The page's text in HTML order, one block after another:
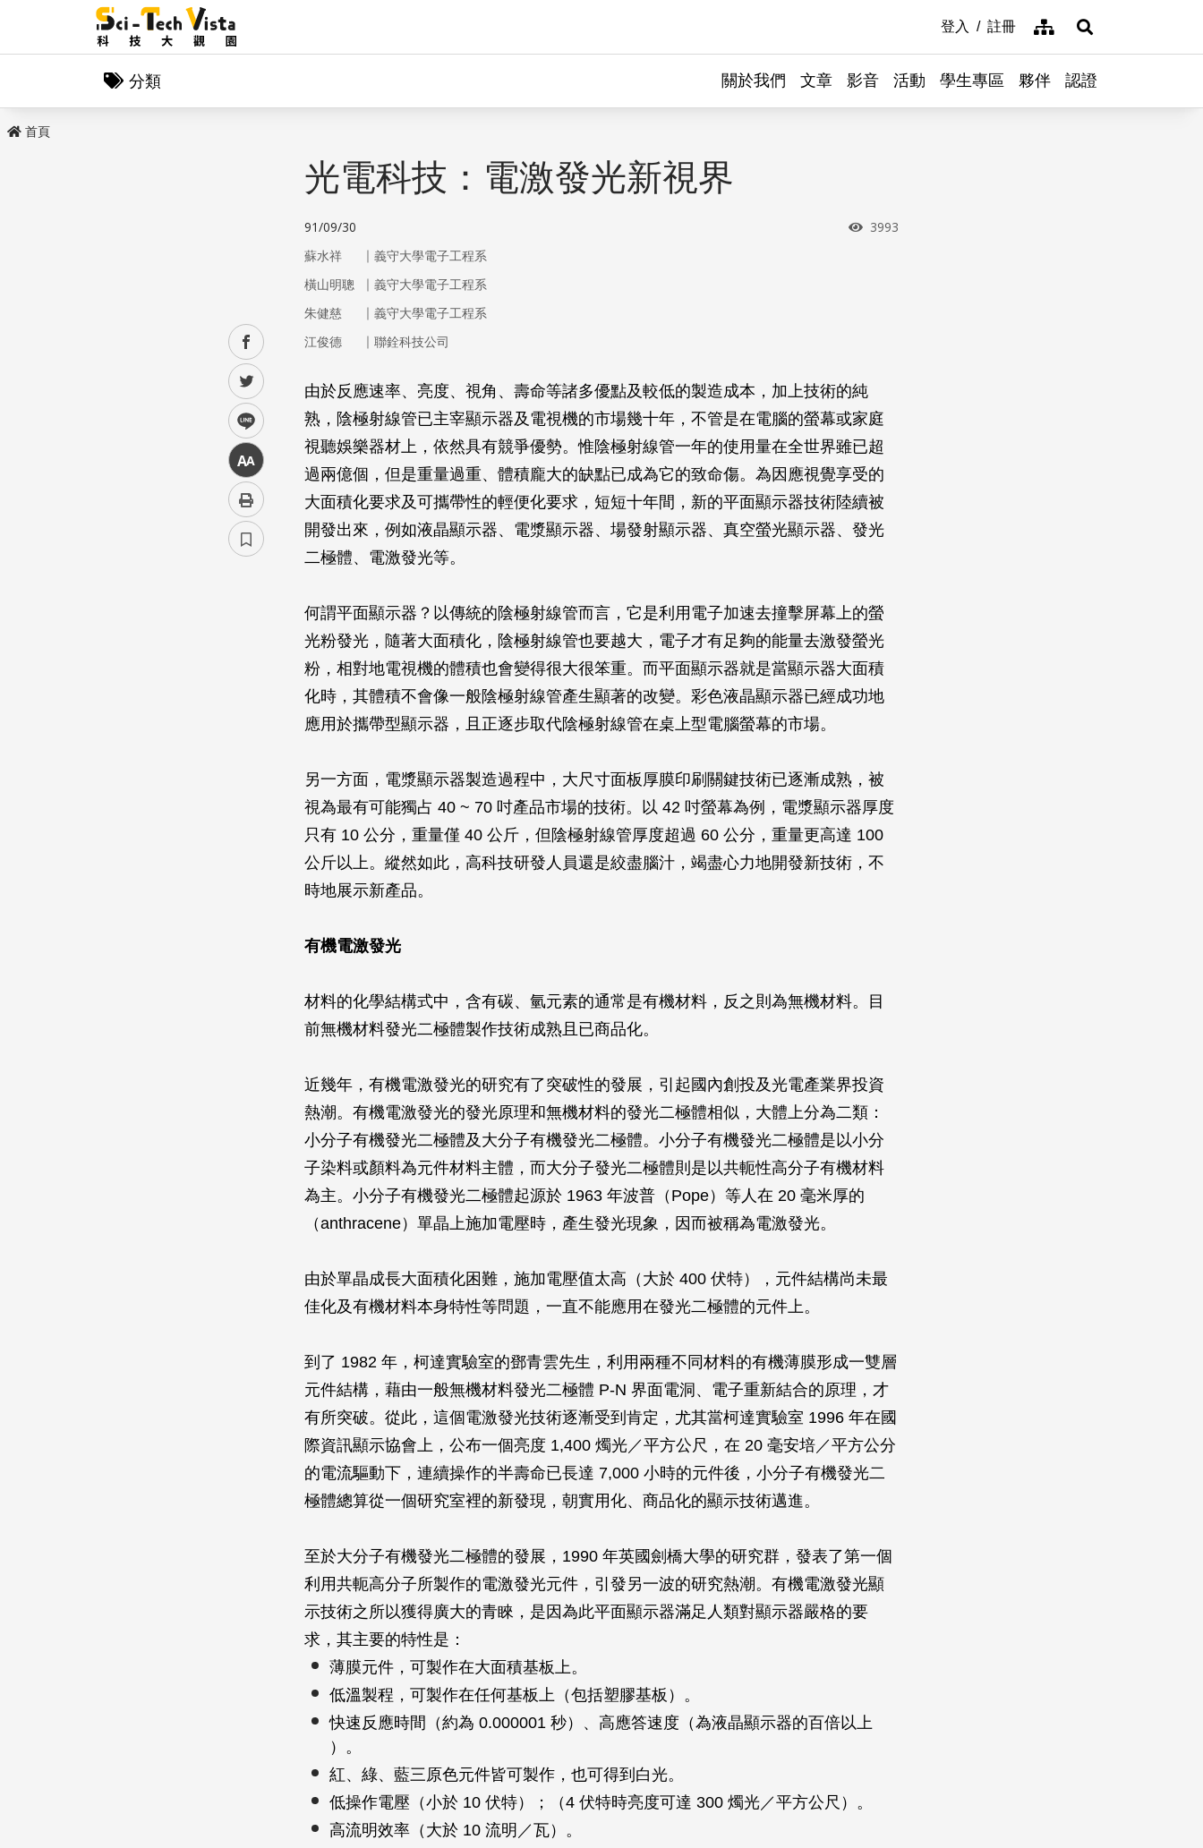
登入 註冊 網站導覽展開搜尋
分類 關於我們 文章 影音 活動 學生專區 夥伴 認證
首頁
facebook
twitter
line
中
光電科技：電激發光新視界
91/09/30 瀏覽次數
3993
蘇水祥 ｜ 義守大學電子工程系
橫山明聰
｜ 義守大學電子工程系
朱健慈
｜ 義守大學電子工程系
江俊德
｜ 聯銓科技公司
由於反應速率、亮度、視角、壽命等諸多優點及較低的製造成本，加上技術的純
熟，陰極射線管已主宰顯示器及電視機的市場幾十年，不管是在電腦的螢幕或家庭
視聽娛樂器材上，依然具有競爭優勢。惟陰極射線管一年的使用量在全世界雖已超
過兩億個，但是重量過重、體積龐大的缺點已成為它的致命傷。為因應視覺享受的
大面積化要求及可攜帶性的輕便化要求，短短十年間，新的平面顯示器技術陸續被
開發出來，例如液晶顯示器、電漿顯示器、場發射顯示器、真空螢光顯示器、發光
二極體、電激發光等。
何謂平面顯示器？以傳統的陰極射線管而言，它是利用電子加速去撞擊屏幕上的螢
光粉發光，隨著大面積化，陰極射線管也要越大，電子才有足夠的能量去激發螢光
粉，相對地電視機的體積也會變得很大很笨重。而平面顯示器就是當顯示器大面積
化時，其體積不會像一般陰極射線管產生顯著的改變。彩色液晶顯示器已經成功地
應用於攜帶型顯示器，且正逐步取代陰極射線管在桌上型電腦螢幕的市場。
另一方面，電漿顯示器製造過程中，大尺寸面板厚膜印刷關鍵技術已逐漸成熟，被
視為最有可能獨占 40 ~ 70 吋產品市場的技術。以 42 吋螢幕為例，電漿顯示器厚度
只有 10 公分，重量僅 40 公斤，但陰極射線管厚度超過 60 公分，重量更高達 100
公斤以上。縱然如此，高科技研發人員還是絞盡腦汁，竭盡心力地開發新技術，不
時地展示新產品。
有機電激發光
材料的化學結構式中，含有碳、氫元素的通常是有機材料，反之則為無機材料。
目
前無機材料發光二極體製作技術成熟且已商品化。
近幾年，有機電激發光的研究有了突破性的發展，引起國內創投及光電產業界投資
熱潮。有機電激發光的發光原理和無機材料的發光二極體相似，大體上分為二類：
小分子有機發光二極體及大分子有機發光二極體。小分子有機發光二極體是以小分
子染料或顏料為元件材料主體，而大分子發光二極體則是以共軛性高分子有機材料
為主。小分子有機發光二極體起源於 1963 年波普（Pope）等人在 20 毫米厚的
（anthracene）單晶上施加電壓時，產生發光現象，因而被稱為電激發光。
由於單晶成長大面積化困難，施加電壓值太高（大於 400 伏特），元件結構尚未最
佳化及有機材料本身特性等問題，一直不能應用在發光二極體的元件上。
到了 1982 年，柯達實驗室的鄧青雲先生，利用兩種不同材料的有機薄膜形成一雙層
元件結構，藉由一般無機材料發光二極體 P-N 界面電洞、電子重新結合的原理，才
有所突破。從此，這個電激發光技術逐漸受到肯定，尤其當柯達實驗室 1996 年在國
際資訊顯示協會上，公布一個亮度 1,400 燭光／平方公尺，在 20 毫安培／平方公分
的電流驅動下，連續操作的半壽命已長達 7,000 小時的元件後，小分子有機發光二
極體總算從一個研究室裡的新發現，朝實用化、商品化的顯示技術邁進。
至於大分子有機發光二極體的發展，1990 年英國劍橋大學的研究群，發表了第一個
利用共軛高分子所製作的電激發光元件，引發另一波的研究熱潮。有機電激發光顯
示技術之所以獲得廣大的青睞，是因為此平面顯示器滿足人類對顯示器嚴格的要
求，其主要的特性是：
薄膜元件，可製作在大面積基板上。
低溫製程，可製作在任何基板上（包括塑膠基板）。
快速反應時間（約為 0.000001 秒）、高應答速度（為液晶顯示器的百倍以上
）。
紅、綠、藍三原色元件皆可製作，也可得到白光。
低操作電壓（小於 10 伏特）；（4 伏特時亮度可達 300 燭光／平方公尺）。
高流明效率（大於 10 流明／瓦）。